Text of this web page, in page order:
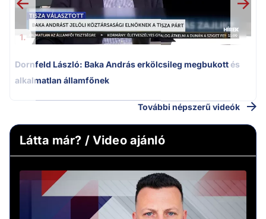
1.
Dornfeld László: Baka András erkölcsileg megbukott és
alkalmatlan államfőnek
További népszerű videók
Látta már? / Video ajánló